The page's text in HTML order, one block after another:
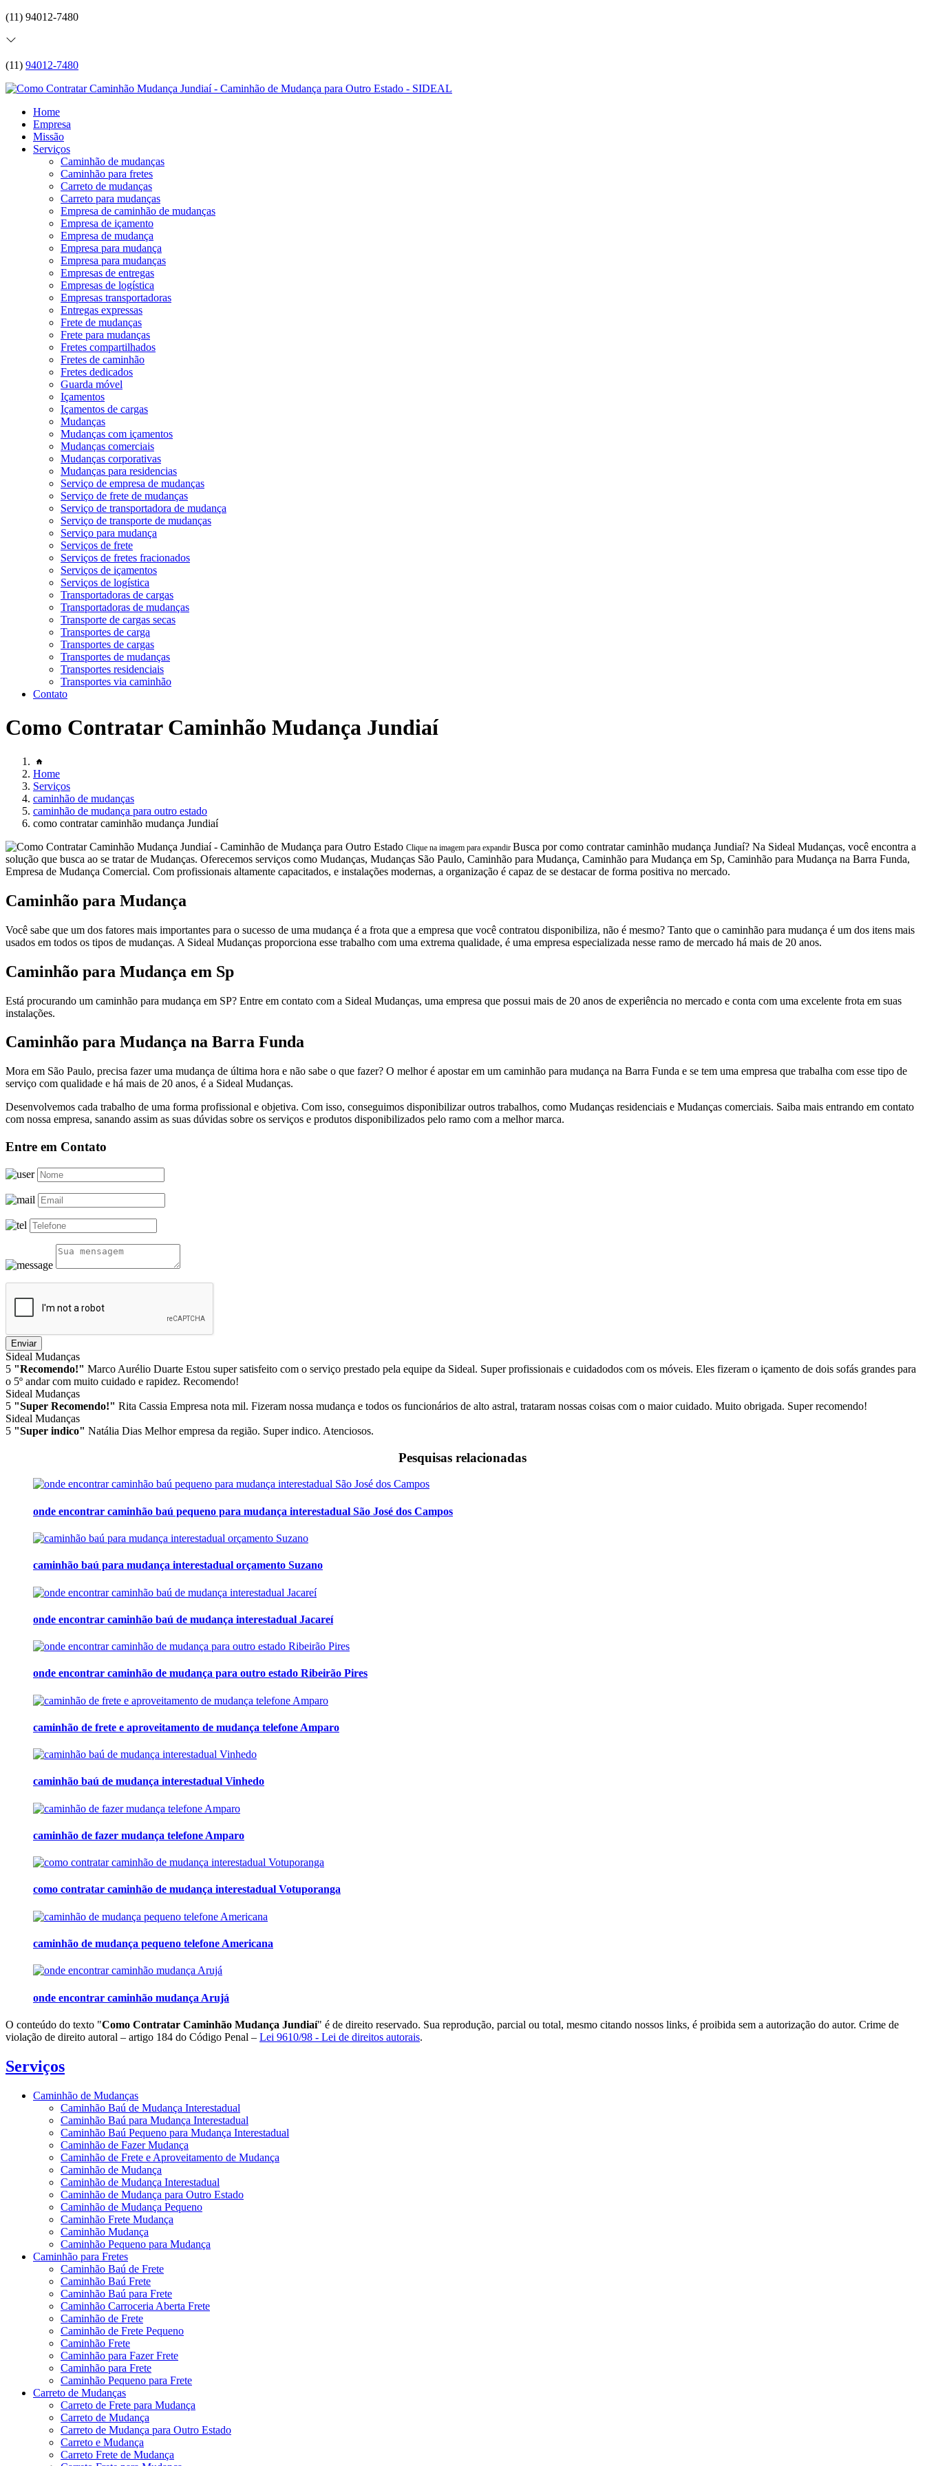
(11) 94012-7480
(11) 94012-7480
Home
Empresa
Missão
Serviços
Caminhão de mudanças
Caminhão para fretes
Carreto de mudanças
Carreto para mudanças
Empresa de caminhão de mudanças
Empresa de içamento
Empresa de mudança
Empresa para mudança
Empresa para mudanças
Empresas de entregas
Empresas de logística
Empresas transportadoras
Entregas expressas
Frete de mudanças
Frete para mudanças
Fretes compartilhados
Fretes de caminhão
Fretes dedicados
Guarda móvel
Içamentos
Içamentos de cargas
Mudanças
Mudanças com içamentos
Mudanças comerciais
Mudanças corporativas
Mudanças para residencias
Serviço de empresa de mudanças
Serviço de frete de mudanças
Serviço de transportadora de mudança
Serviço de transporte de mudanças
Serviço para mudança
Serviços de frete
Serviços de fretes fracionados
Serviços de içamentos
Serviços de logística
Transportadoras de cargas
Transportadoras de mudanças
Transporte de cargas secas
Transportes de carga
Transportes de cargas
Transportes de mudanças
Transportes residenciais
Transportes via caminhão
Contato
Como Contratar Caminhão Mudança Jundiaí
Home
Serviços
caminhão de mudanças
caminhão de mudança para outro estado
como contratar caminhão mudança Jundiaí
Clique na imagem para expandir Busca por como contratar caminhão mudança Jundiaí? Na Sideal Mudanças, você encontra a
solução que busca ao se tratar de Mudanças. Oferecemos serviços como Mudanças, Mudanças São Paulo, Caminhão para Mudança, Caminhão para Mudança em Sp, Caminhão para Mudança na Barra Funda,
Empresa de Mudança Comercial. Com profissionais altamente capacitados, e instalações modernas, a organização é capaz de se destacar de forma positiva no mercado.
Caminhão para Mudança
Você sabe que um dos fatores mais importantes para o sucesso de uma mudança é a frota que a empresa que você contratou disponibiliza, não é mesmo? Tanto que o caminhão para mudança é um dos itens mais
usados em todos os tipos de mudanças. A Sideal Mudanças proporciona esse trabalho com uma extrema qualidade, é uma empresa especializada nesse ramo de mercado há mais de 20 anos.
Caminhão para Mudança em Sp
Está procurando um caminhão para mudança em SP? Entre em contato com a Sideal Mudanças, uma empresa que possui mais de 20 anos de experiência no mercado e conta com uma excelente frota em suas
instalações.
Caminhão para Mudança na Barra Funda
Mora em São Paulo, precisa fazer uma mudança de última hora e não sabe o que fazer? O melhor é apostar em um caminhão para mudança na Barra Funda e se tem uma empresa que trabalha com esse tipo de
serviço com qualidade e há mais de 20 anos, é a Sideal Mudanças.
Desenvolvemos cada trabalho de uma forma profissional e objetiva. Com isso, conseguimos disponibilizar outros trabalhos, como Mudanças residenciais e Mudanças comerciais. Saiba mais entrando em contato
com nossa empresa, sanando assim as suas dúvidas sobre os serviços e produtos disponibilizados pelo ramo com a melhor marca.
Entre em Contato
Enviar
Sideal Mudanças
5 "Recomendo!" Marco Aurélio Duarte Estou super satisfeito com o serviço prestado pela equipe da Sideal. Super profissionais e cuidadodos com os móveis. Eles fizeram o içamento de dois sofás grandes para
o 5º andar com muito cuidado e rapidez. Recomendo!
Sideal Mudanças
5 "Super Recomendo!" Rita Cassia Empresa nota mil. Fizeram nossa mudança e todos os funcionários de alto astral, trataram nossas coisas com o maior cuidado. Muito obrigada. Super recomendo!
Sideal Mudanças
5 "Super indico" Natália Dias Melhor empresa da região. Super indico. Atenciosos.
Pesquisas relacionadas
onde encontrar caminhão baú pequeno para mudança interestadual São José dos Campos
caminhão baú para mudança interestadual orçamento Suzano
onde encontrar caminhão baú de mudança interestadual Jacareí
onde encontrar caminhão de mudança para outro estado Ribeirão Pires
caminhão de frete e aproveitamento de mudança telefone Amparo
caminhão baú de mudança interestadual Vinhedo
caminhão de fazer mudança telefone Amparo
como contratar caminhão de mudança interestadual Votuporanga
caminhão de mudança pequeno telefone Americana
onde encontrar caminhão mudança Arujá
O conteúdo do texto "Como Contratar Caminhão Mudança Jundiaí" é de direito reservado. Sua reprodução, parcial ou total, mesmo citando nossos links, é proibida sem a autorização do autor. Crime de
violação de direito autoral – artigo 184 do Código Penal – Lei 9610/98 - Lei de direitos autorais.
Serviços
Caminhão de Mudanças
Caminhão Baú de Mudança Interestadual
Caminhão Baú para Mudança Interestadual
Caminhão Baú Pequeno para Mudança Interestadual
Caminhão de Fazer Mudança
Caminhão de Frete e Aproveitamento de Mudança
Caminhão de Mudança
Caminhão de Mudança Interestadual
Caminhão de Mudança para Outro Estado
Caminhão de Mudança Pequeno
Caminhão Frete Mudança
Caminhão Mudança
Caminhão Pequeno para Mudança
Caminhão para Fretes
Caminhão Baú de Frete
Caminhão Baú Frete
Caminhão Baú para Frete
Caminhão Carroceria Aberta Frete
Caminhão de Frete
Caminhão de Frete Pequeno
Caminhão Frete
Caminhão para Fazer Frete
Caminhão para Frete
Caminhão Pequeno para Frete
Carreto de Mudanças
Carreto de Frete para Mudança
Carreto de Mudança
Carreto de Mudança para Outro Estado
Carreto e Mudança
Carreto Frete de Mudança